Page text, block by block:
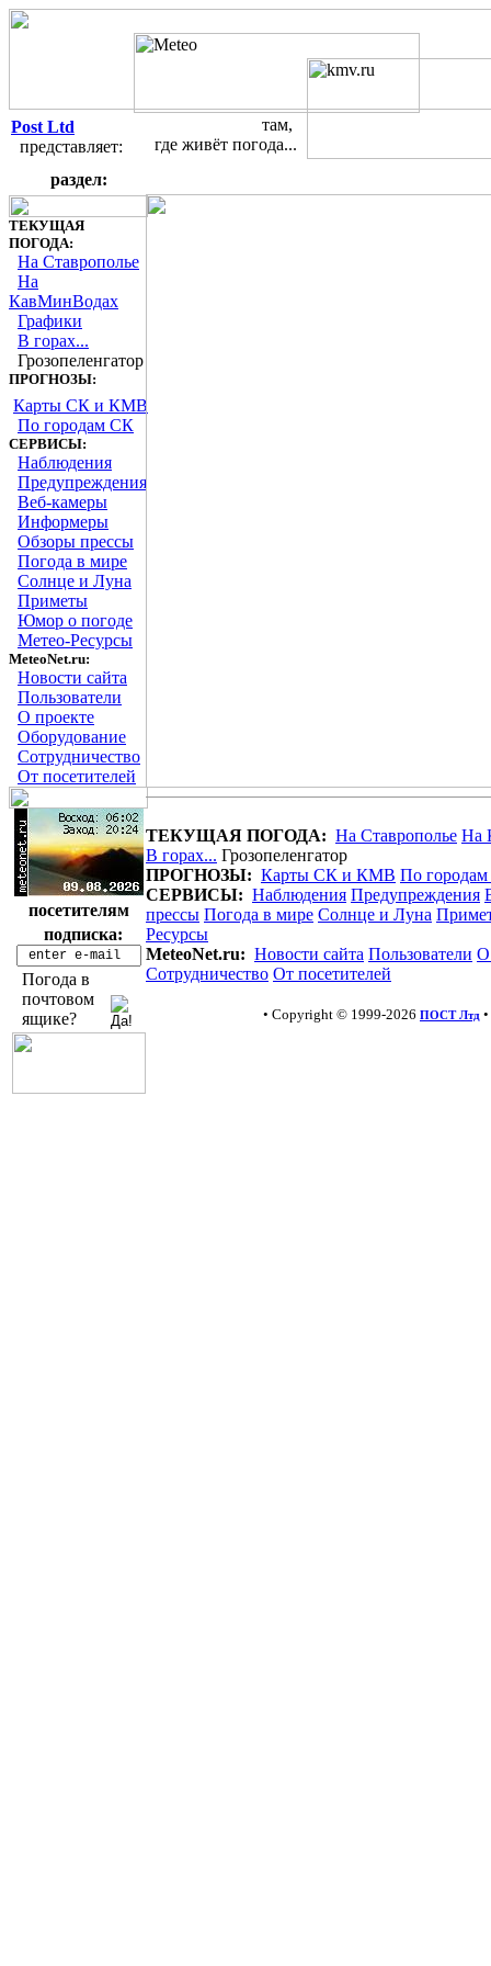
Post Ltd
представляет:
там,
где живёт погода...
раздел:
ТЕКУЩАЯ
ПОГОДА:
На Ставрополье
На
КавМинВодах
Графики
В горах...
Грозопеленгатор
ПРОГНОЗЫ:
Карты СК и КМВ
По городам СК
СЕРВИСЫ:
Наблюдения
Предупреждения
Веб-камеры
Информеры
Обзоры прессы
Погода в мире
Солнце и Луна
Приметы
Юмор о погоде
Метео-Ресурсы
MeteoNet.ru:
Новости сайта
Пользователи
О проекте
Оборудование
Сотрудничество
От посетителей
посетителям
подписка:
Погода в
почтовом
ящике?
ТЕКУЩАЯ ПОГОДА: На Ставрополье На
В горах... Грозопеленгатор
ПРОГНОЗЫ: Карты СК и КМВ По
СЕРВИСЫ: Наблюдения Предупреждения
прессы Погода в мире Солнце и Луна
Ресурсы
MeteoNet.ru: Новости сайта Пользователи О
Сотрудничество От посетителей
• Copyright © 1999-2026 ПОСТ Лтд